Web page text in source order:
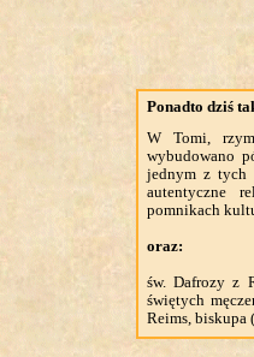
Ponadto dziś
W Tomi,
wybudowano
jednym z tych
autentyczne
pomnikach
oraz:
św. Dafrozy z
świętych
Reims, biskupa